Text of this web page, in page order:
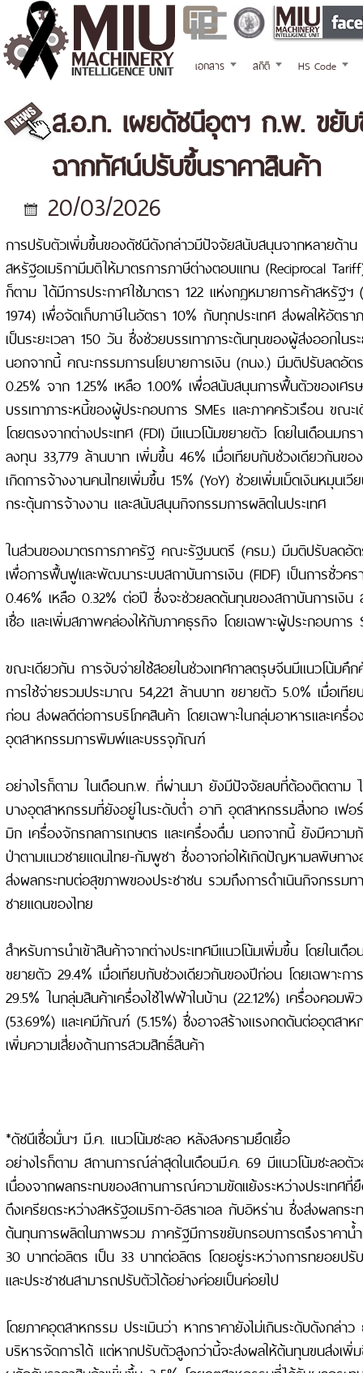
เอกสาร สถิติ HS Code
ส.อ.ท. เผยดัชนีอุตฯ ก.พ. ขยั
ฉากทัศน์ปรับขึ้นราคาสินค้า
20/03/2026
การปรับตัวเพิ่มขึ้นของดัชนีดังกล่าวมีปัจจัยสนับสนุนจากหลายด้าน
สหรัฐอเมริกามีมติให้มาตรการภาษีต่างตอบแทน (Reciprocal
ก็ตาม ได้มีการประกาศใช้มาตรา 122 แห่งกฎหมายการค้าสหรัฐ
1974) เพื่อจัดเก็บภาษีในอัตรา 10% กับทุกประเทศ ส่งผลให้อัตร
เป็นระยะเวลา 150 วัน ซึ่งช่วยบรรเทาภาระต้นทุนของผู้ส่งออกในร
นอกจากนี้ คณะกรรมการนโยบายการเงิน (กนง.) มีมติปรับลดอัต
0.25% จาก 1.25% เหลือ 1.00% เพื่อสนับสนุนการฟื้นตัวของเศ
บรรเทาภาระหนี้ของผู้ประกอบการ SMEs และภาคครัวเรือน ขณ
โดยตรงจากต่างประเทศ (FDI) มีแนวโน้มขยายตัว โดยในเดือนม
ลงทุน 33,779 ล้านบาท เพิ่มขึ้น 46% เมื่อเทียบกับช่วงเดียวกันข
เกิดการจ้างงานคนไทยเพิ่มขึ้น 15% (YoY) ช่วยเพิ่มเม็ดเงินหมุนเวี
กระตุ้นการจ้างงาน และสนับสนุนกิจกรรมการผลิตในประเทศ
ในส่วนของมาตรการภาครัฐ คณะรัฐมนตรี (ครม.) มีมติปรับลดอัต
เพื่อการฟื้นฟูและพัฒนาระบบสถาบันการเงิน (FIDF) เป็นการชั่วคร
0.46% เหลือ 0.32% ต่อปี ซึ่งจะช่วยลดต้นทุนของสถาบันการเงิ
เชื่อ และเพิ่มสภาพคล่องให้กับภาคธุรกิจ โดยเฉพาะผู้ประกอบการ
ขณะเดียวกัน การจับจ่ายใช้สอยในช่วงเทศกาลตรุษจีนมีแนวโน้มคึ
การใช้จ่ายรวมประมาณ 54,221 ล้านบาท ขยายตัว 5.0% เมื่อเที
ก่อน ส่งผลดีต่อการบริโภคสินค้า โดยเฉพาะในกลุ่มอาหารและเครื่
อุตสาหกรรมการพิมพ์และบรรจุภัณฑ์
อย่างไรก็ตาม ในเดือนก.พ. ที่ผ่านมา ยังมีปัจจัยลบที่ต้องติดตาม
บางอุตสาหกรรมที่ยังอยู่ในระดับต่ำ อาทิ อุตสาหกรรมสิ่งทอ เฟ
มิก เครื่องจักรกลการเกษตร และเครื่องดื่ม นอกจากนี้ ยังมีควา
ป่าตามแนวชายแดนไทย-กัมพูชา ซึ่งอาจก่อให้เกิดปัญหามลพิษทาง
ส่งผลกระทบต่อสุขภาพของประชาชน รวมถึงการดำเนินกิจกรรมท
ชายแดนของไทย
สำหรับการนำเข้าสินค้าจากต่างประเทศมีแนวโน้มเพิ่มขึ้น โดยในเดื
ขยายตัว 29.4% เมื่อเทียบกับช่วงเดียวกันของปีก่อน โดยเฉพาะกา
29.5% ในกลุ่มสินค้าเครื่องใช้ไฟฟ้าในบ้าน (22.12%) เครื่องคอมพิ
(53.69%) และเคมีภัณฑ์ (5.15%) ซึ่งอาจสร้างแรงกดดันต่ออุตสาห
เพิ่มความเสี่ยงด้านการสวมสิทธิ์สินค้า
*ดัชนีเชื่อมั่นฯ มี.ค. แนวโน้มชะลอ หลังสงครามยืดเยื้อ
อย่างไรก็ตาม สถานการณ์ล่าสุดในเดือนมี.ค. 69 มีแนวโน้มชะลอตั
เนื่องจากผลกระทบของสถานการณ์ความขัดแย้งระหว่างประเทศที่
ตึงเครียดระหว่างสหรัฐอเมริกา-อิสราเอล กับอิหร่าน ซึ่งส่งผลกร
ต้นทุนการผลิตในภาพรวม ภาครัฐมีการขยับกรอบการตรึงราคาน้ำ
30 บาทต่อลิตร เป็น 33 บาทต่อลิตร โดยอยู่ระหว่างการทยอยปรั
และประชาชนสามารถปรับตัวได้อย่างค่อยเป็นค่อยไป
โดยภาคอุตสาหกรรม ประเมินว่า หากราคายังไม่เกินระดับดังกล่า
บริหารจัดการได้ แต่หากปรับตัวสูงกว่านี้จะส่งผลให้ต้นทุนขนส่งเพิ่